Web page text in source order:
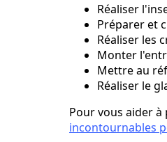
Réaliser
Préparer et
Réaliser les
Monter
Mettre au
Réaliser le
Pour vous aider
incontournables